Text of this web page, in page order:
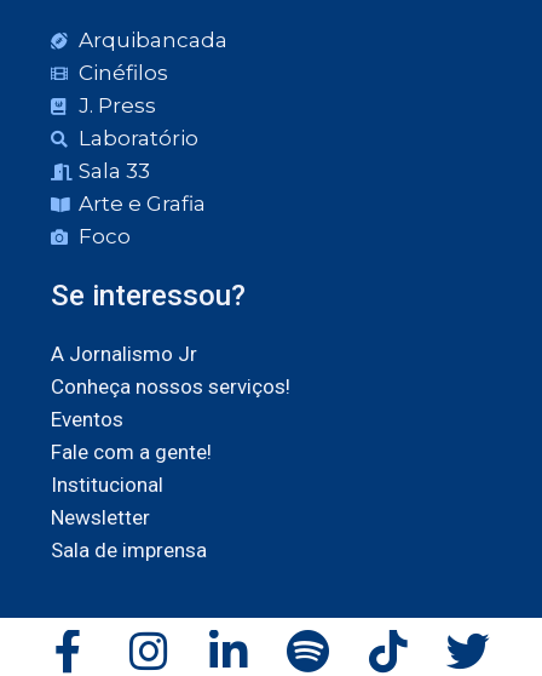
Arquibancada
Cinéfilos
J. Press
Laboratório
Sala 33
Arte e Grafia
Foco
Se interessou?
A Jornalismo Jr
Conheça nossos serviços!
Eventos
Fale com a gente!
Institucional
Newsletter
Sala de imprensa